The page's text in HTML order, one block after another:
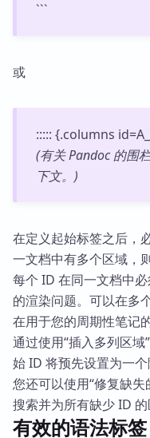
```
或
::::: {.columns
(有关 Pandoc 的围
下文。)
在定义起始标签之后，
一文档中有多个区域，
每个 ID 在同一文档中
的渲染问题。可以在多
在用于您的周期性笔记
通过使用“插入多列区
始 ID 将预先设置为一个
您还可以使用“修复缺
搜索并为所有缺少 ID 的
有效的语法标签